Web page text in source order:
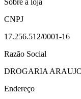
CNPJ
17.256.512/0001-16
Razão Social
DROGARIA
Endereço